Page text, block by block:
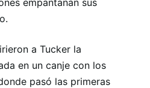
empantanan sus
a Tucker la
en un canje con los
pasó las primeras